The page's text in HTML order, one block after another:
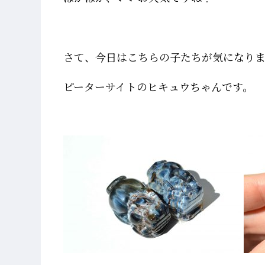
さて、今日はこちらの子たちが気になり
ピーターサイトのヒキュウちゃんです。